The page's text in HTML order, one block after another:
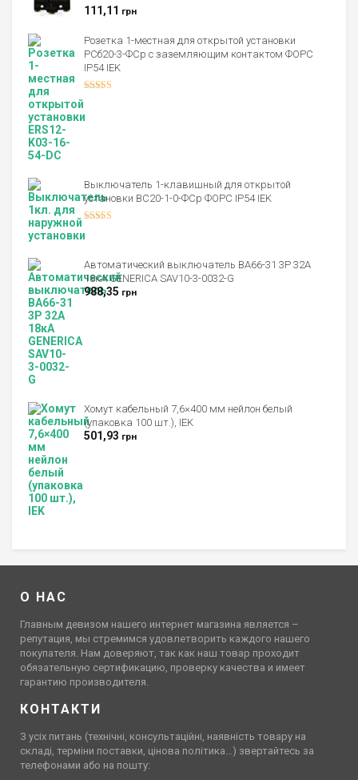
Оценка5.00
из 5
111,11 грн
Розетка 1-местная для открытой установки
РСб20-3-ФСр с заземляющим контактом ФОРС
IP54 IEK
Выключатель 1-клавишный для открытой
установки ВС20-1-0-ФСр ФОРС IP54 IEK
4.00
Автоматический выключатель ВА66-31 3Р 32А
18кА GENERICA SAV10-3-0032-G
988,35 грн
Хомут кабельный 7,6×400 мм нейлон белый
(упаковка 100 шт.), IEK
501,93 грн
О НАС
Главным девизом нашего интернет магазина является –
репутация, мы стремимся удовлетворить каждого нашего
покупателя. Нам доверяют, так как наш товар проходит
обязательную сертификацию, проверку качества и имеет
гарантию производителя.
КОНТАКТИ
З усіх питань (технічні, консультаційні, наявність товару на
складі, терміни поставки, цінова політика…) звертайтесь за
телефонами або на пошту: